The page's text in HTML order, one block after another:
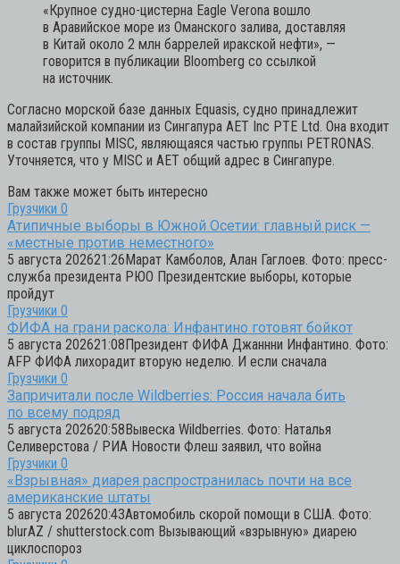
«Крупное судно-цистерна Eagle Verona вошло
в Аравийское море из Оманского залива, доставляя
в Китай около 2 млн баррелей иракской нефти», —
говорится в публикации Bloomberg со ссылкой
на источник.
Согласно морской базе данных Equasis, судно принадлежит
малайзийской компании из Сингапура AET Inc PTE Ltd. Она входит
в состав группы MISC, являющаяся частью группы PETRONAS.
Уточняется, что у MISC и AET общий адрес в Сингапуре.
Вам также может быть интересно
Грузчики 0
Атипичные выборы в Южной Осетии: главный риск —
«местные против неместного»
5 августа 202621:26Марат Камболов, Алан Гаглоев. Фото: пресс-
служба президента РЮО Президентские выборы, которые
пройдут
Грузчики 0
ФИФА на грани раскола: Инфантино готовят бойкот
5 августа 202621:08Президент ФИФА Джаннни Инфантино. Фото:
AFP ФИФА лихорадит вторую неделю. И если сначала
Грузчики 0
Запричитали после Wildberries: Россия начала бить
по всему подряд
5 августа 202620:58Вывеска Wildberries. Фото: Наталья
Селиверстова / РИА Новости Флеш заявил, что война
Грузчики 0
«Взрывная» диарея распространилась почти на все
американские штаты
5 августа 202620:43Автомобиль скорой помощи в США. Фото:
blurAZ / shutterstock.com Вызывающий «взрывную» диарею
циклоспороз